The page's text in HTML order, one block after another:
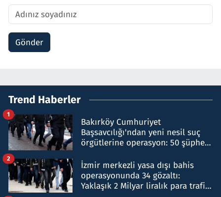
Gönder
Trend Haberler
Bakırköy Cumhuriyet
Başsavcılığı'ndan yeni nesil suç
örgütlerine operasyon: 50 şüpheli
1
İzmir merkezli yasa dışı bahis
operasyonunda 34 gözaltı:
Yaklaşık 2 Milyar liralık para trafiği
2